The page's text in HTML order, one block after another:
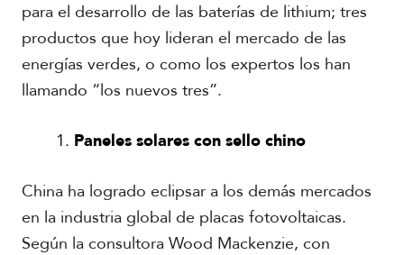
para el desarrollo de las baterías de lithium; tres
productos que hoy lideran el mercado de las
energías verdes, o como los expertos los han
llamando “los nuevos tres”.
Paneles solares con sello chino
China ha logrado eclipsar a los demás mercados
en la industria global de placas fotovoltaicas.
Según la consultora Wood Mackenzie, con